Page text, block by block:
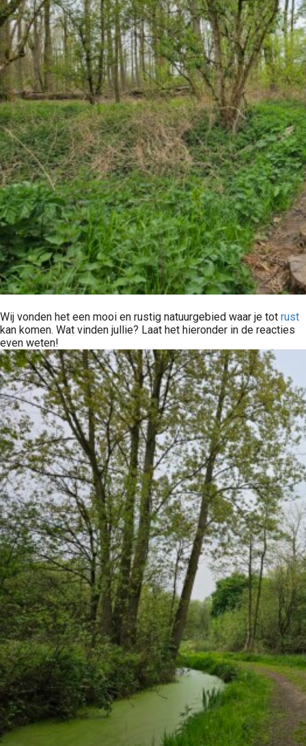
Wij vonden het een mooi en rustig natuurgebied waar je tot rust
kan komen. Wat vinden jullie? Laat het hieronder in de reacties
even weten!